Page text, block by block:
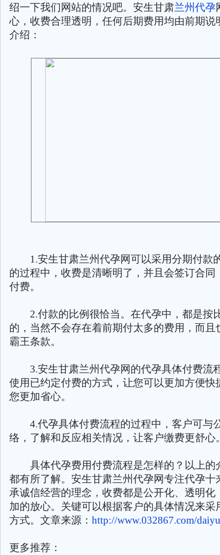
绍一下我们网站的情况吧。安生甘肃兰州代孕
心，收费合理透明，任何后期费用均由前期说
介绍：
1.安生甘肃兰州代孕网可以采用分期付款
的过程中，收费是清晰明了，并且会签订合同
付费。
2.付款的比例很恰当。在代孕中，都是按
的，当然不会存在着前期付太多的费用，而且
霸王条款。
3.安生甘肃兰州代孕网的代孕具体付费流
使用已约定付费的方式，让您可以更加方便快
您更加省心。
4.代孕具体付费流程的过程中，客户可与
络，了解和反应相关情况，让客户缴费更舒心
具体代孕费用付费流程是怎样的？以上的
都有所了解。安生甘肃兰州代孕网专注代孕十
承诚信经营的理念，收费都是公开化、透明化
加的放心。关键可以根据客户的具体情况来采
方式。文章来源： http://www.032867.com/
更多推荐：